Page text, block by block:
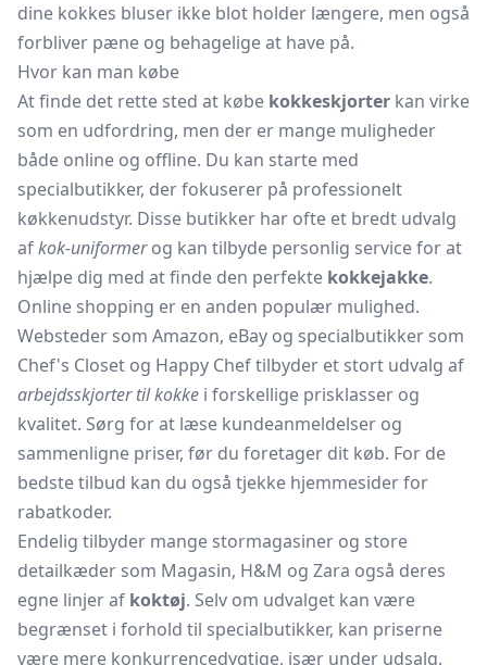
dine kokkes bluser ikke blot holder længere, men også
forbliver pæne og behagelige at have på.
Hvor kan man købe
At finde det rette sted at købe kokkeskjorter kan virke
som en udfordring, men der er mange muligheder
både online og offline. Du kan starte med
specialbutikker, der fokuserer på professionelt
køkkenudstyr. Disse butikker har ofte et bredt udvalg
afkok-uniformerog kan tilbyde personlig service for at
hjælpe dig med at finde den perfekte kokkejakke.
Online shopping er en anden populær mulighed.
Websteder som Amazon, eBay og specialbutikker som
Chef's Closet og Happy Chef tilbyder et stort udvalg af
arbejdsskjorter til kokke i forskellige prisklasser og
kvalitet. Sørg for at læse kundeanmeldelser og
sammenligne priser, før du foretager dit køb. For de
bedste tilbud kan du også tjekke hjemmesider for
rabatkoder.
Endelig tilbyder mange stormagasiner og store
detailkæder som Magasin, H&M og Zara også deres
egne linjer af koktøj. Selv om udvalget kan være
begrænset i forhold til specialbutikker, kan priserne
være mere konkurrencedygtige, især under udsalg.